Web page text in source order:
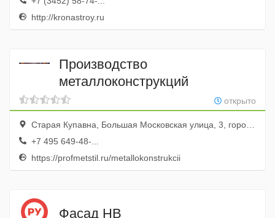
http://kronastroy.ru
Производство
металлоконструкций
открыто
Старая Купавна, Большая Московская улица, 3, город Старая Купавна, Московская область, Россия
+7 495 649-48-...
https://profmetstil.ru/metallokonstrukcii
Фасад НВ